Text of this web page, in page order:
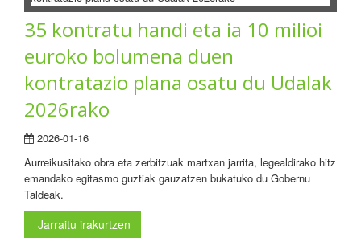
35 kontratu handi eta ia 10 milioi
euroko bolumena duen
kontratazio plana osatu du Udalak
2026rako
2026-01-16
Aurreikusitako obra eta zerbitzuak martxan jarrita, legealdirako hitz
emandako egitasmo guztiak gauzatzen bukatuko du Gobernu
Taldeak.
Jarraitu irakurtzen